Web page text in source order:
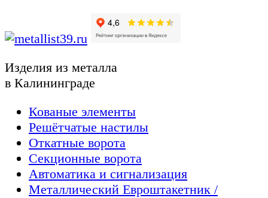
Изделия из металла
в Калининграде
Кованые элементы
Решётчатые настилы
Откатные ворота
Секционные ворота
Автоматика и сигнализация
Металлический Евроштакетник /